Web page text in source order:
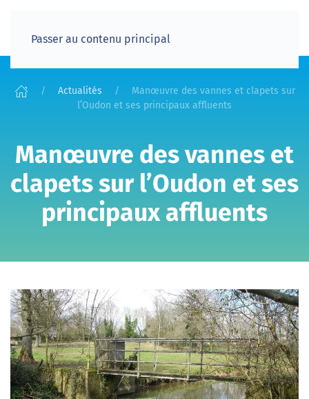
Passer au contenu principal
Actualités
Manœuvre des vannes et clapets sur
l’Oudon et ses principaux affluents
Manœuvre des vannes et
clapets sur l’Oudon et ses
principaux affluents